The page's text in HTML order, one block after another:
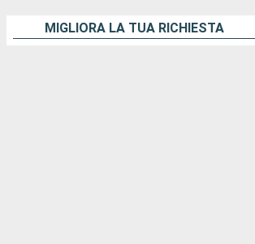
MIGLIORA LA TUA RICHIESTA